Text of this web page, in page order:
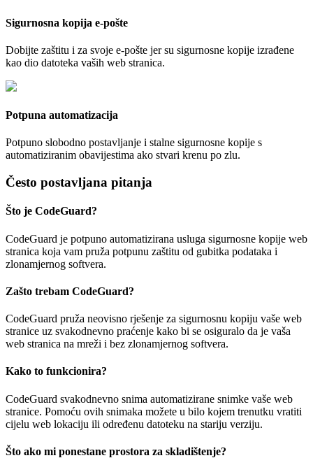
Sigurnosna kopija e-pošte
Dobijte zaštitu i za svoje e-pošte jer su sigurnosne kopije izrađene
kao dio datoteka vaših web stranica.
Potpuna automatizacija
Potpuno slobodno postavljanje i stalne sigurnosne kopije s
automatiziranim obavijestima ako stvari krenu po zlu.
Često postavljana pitanja
Što je CodeGuard?
CodeGuard je potpuno automatizirana usluga sigurnosne kopije web
stranica koja vam pruža potpunu zaštitu od gubitka podataka i
zlonamjernog softvera.
Zašto trebam CodeGuard?
CodeGuard pruža neovisno rješenje za sigurnosnu kopiju vaše web
stranice uz svakodnevno praćenje kako bi se osiguralo da je vaša
web stranica na mreži i bez zlonamjernog softvera.
Kako to funkcionira?
CodeGuard svakodnevno snima automatizirane snimke vaše web
stranice. Pomoću ovih snimaka možete u bilo kojem trenutku vratiti
cijelu web lokaciju ili određenu datoteku na stariju verziju.
Što ako mi ponestane prostora za skladištenje?